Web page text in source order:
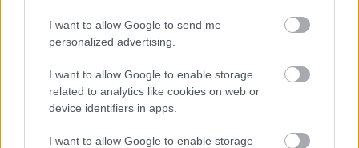
I want to allow Google to send me
personalized advertising.
I want to allow Google to enable storage
related to analytics like cookies on web or
device identifiers in apps.
I want to allow Google to enable storage
Η Apple αποφασίζει ποιος μένει και ποιος φεύγει και
οι κανόνες δεν είναι ίδιοι για όλους